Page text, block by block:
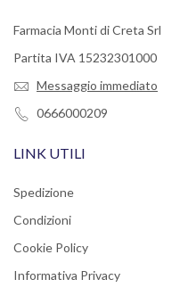
Farmacia Monti di Creta Srl
Partita IVA 15232301000
Messaggio immediato
0666000209
LINK UTILI
Spedizione
Condizioni
Cookie Policy
Informativa Privacy